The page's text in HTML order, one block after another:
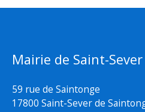
Mairie de Saint-
59 rue de Saintonge
17800 Saint-Sever de